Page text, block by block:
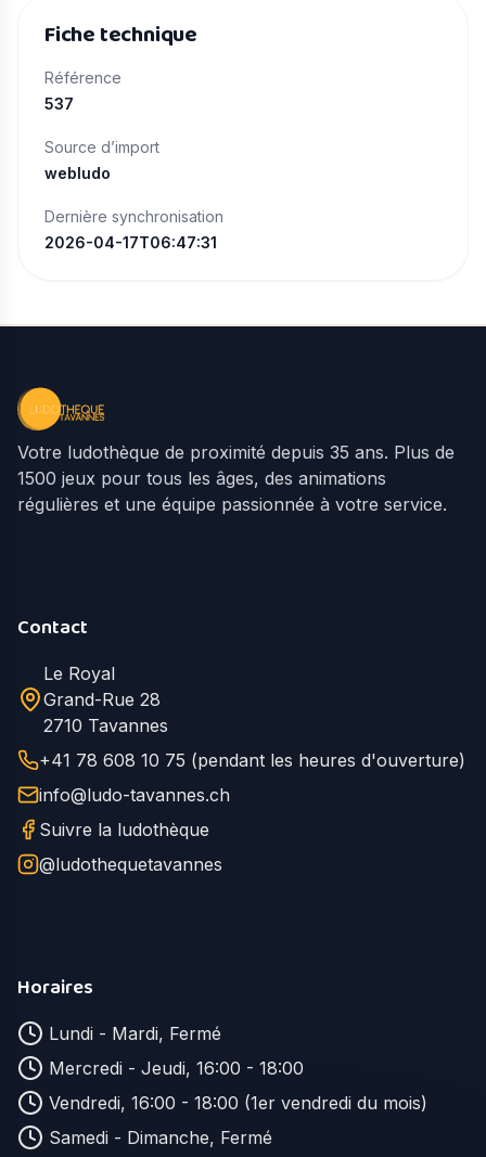
Fiche technique
Référence
537
Source d’import
webludo
Dernière synchronisation
2026-04-17T06:47:31
Votre ludothèque de proximité depuis 35 ans. Plus de
1500 jeux pour tous les âges, des animations
régulières et une équipe passionnée à votre service.
Contact
Le Royal
Grand-Rue 28
2710 Tavannes
+41 78 608 10 75 (pendant les heures d'ouverture)
info@ludo-tavannes.ch
Suivre la ludothèque
@ludothequetavannes
Horaires
Lundi - Mardi, Fermé
Mercredi - Jeudi, 16:00 - 18:00
Vendredi, 16:00 - 18:00 (1er vendredi du mois)
Samedi - Dimanche, Fermé